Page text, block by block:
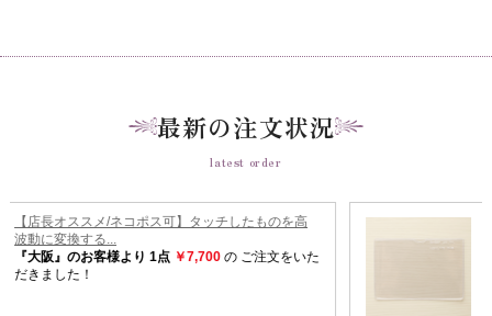
最新の注文状況
latest order